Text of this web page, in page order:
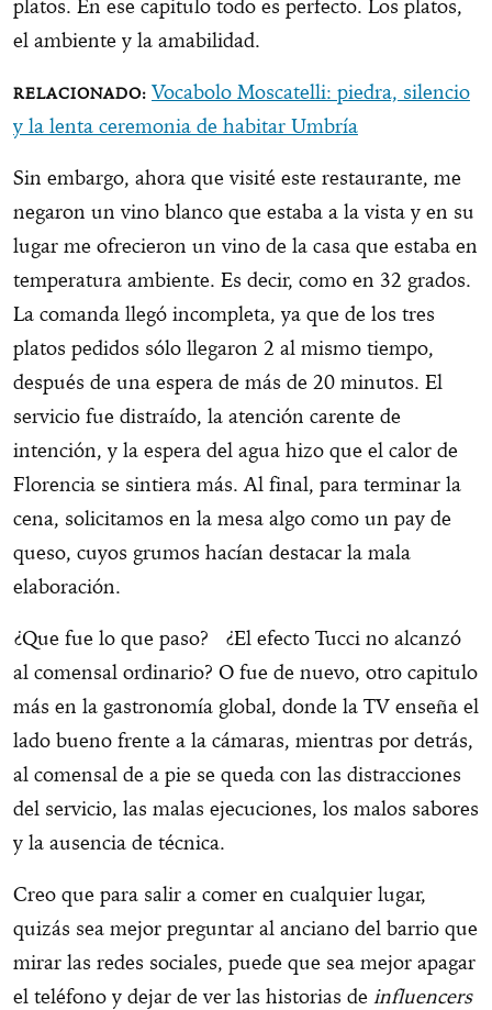
platos. En ese capitulo todo es perfecto. Los platos,
el ambiente y la amabilidad.
Vocabolo Moscatelli: piedra, silencio
y la lenta ceremonia de habitar Umbría
Sin embargo, ahora que visité este restaurante, me
negaron un vino blanco que estaba a la vista y en su
lugar me ofrecieron un vino de la casa que estaba en
temperatura ambiente. Es decir, como en 32 grados.
La comanda llegó incompleta, ya que de los tres
platos pedidos sólo llegaron 2 al mismo tiempo,
después de una espera de más de 20 minutos. El
servicio fue distraído, la atención carente de
intención, y la espera del agua hizo que el calor de
Florencia se sintiera más. Al final, para terminar la
cena, solicitamos en la mesa algo como un pay de
queso, cuyos grumos hacían destacar la mala
elaboración.
¿Que fue lo que paso? ¿El efecto Tucci no alcanzó
al comensal ordinario? O fue de nuevo, otro capitulo
más en la gastronomía global, donde la TV enseña el
lado bueno frente a la cámaras, mientras por detrás,
al comensal de a pie se queda con las distracciones
del servicio, las malas ejecuciones, los malos sabores
y la ausencia de técnica.
Creo que para salir a comer en cualquier lugar,
quizás sea mejor preguntar al anciano del barrio que
mirar las redes sociales, puede que sea mejor apagar
el teléfono y dejar de ver las historias de influencers